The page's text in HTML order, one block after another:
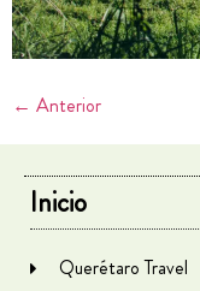
← Anterior
Inicio
Querétaro Travel